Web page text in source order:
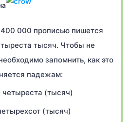
000 прописью пишется
тысяч. Чтобы не
запомнить, как это
падежам:
(тысяч)
(тысяч)